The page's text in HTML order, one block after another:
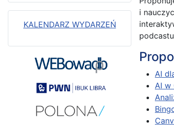
KALENDARZ WYDARZEŃ
i
AI
AI w